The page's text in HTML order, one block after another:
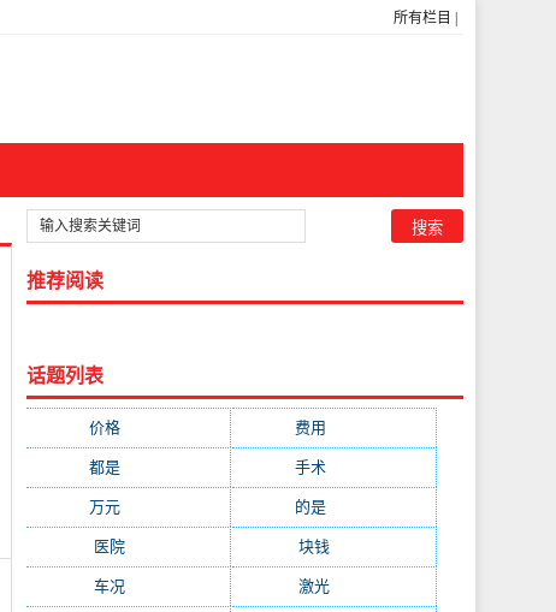
所有栏目
推荐阅读
话题列表
价格 费用
都是 手术(1536)
万元 的是(1059)
医院(647) 块钱
车况(582) 激光